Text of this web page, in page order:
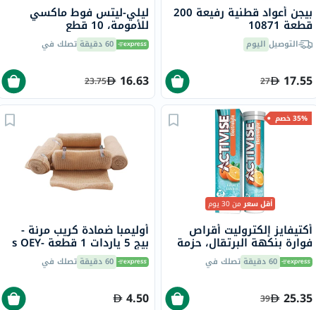
بيجن أعواد قطنية رفيعة 200
قطعة 10871
التوصيل اليوم
17.55
27
ليلي-ليتس فوط ماكسي
للأمومة، 10 قطع
60 دقيقة تصلك في
16.63
23.75
35% خصم
أقل سعرمن 30 يوم
أكتيفايز إلكتروليت أقراص
فوارة بنكهة البرتقال، حزمة
من 20 60 دقيقة تصلك في
25.35
39
أوليمبا ضمادة كريب مرنة -
بيج 5 ياردات 1 قطعة s OEY-
111-4 60 دقيقة تصلك في
4.50